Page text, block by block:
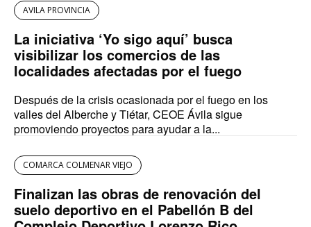
AVILA PROVINCIA
La iniciativa ‘Yo sigo aquí’ busca
visibilizar los comercios de las
localidades afectadas por el fuego
Después de la crisis ocasionada por el fuego en los
valles del Alberche y Tiétar, CEOE Ávila sigue
promoviendo proyectos para ayudar a la...
COMARCA COLMENAR VIEJO
Finalizan las obras de renovación del
suelo deportivo en el Pabellón B del